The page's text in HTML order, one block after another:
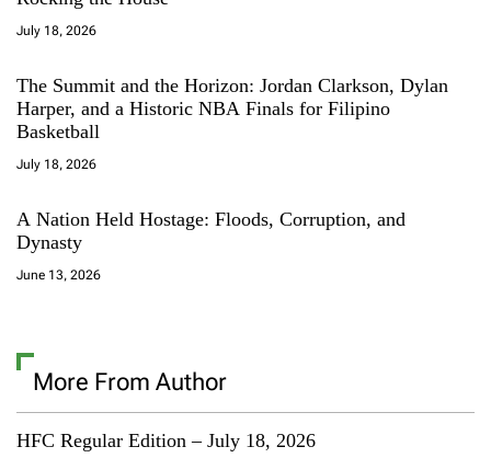
July 18, 2026
The Summit and the Horizon: Jordan Clarkson, Dylan
Harper, and a Historic NBA Finals for Filipino
Basketball
July 18, 2026
A Nation Held Hostage: Floods, Corruption, and
Dynasty
June 13, 2026
More From Author
HFC Regular Edition – July 18, 2026